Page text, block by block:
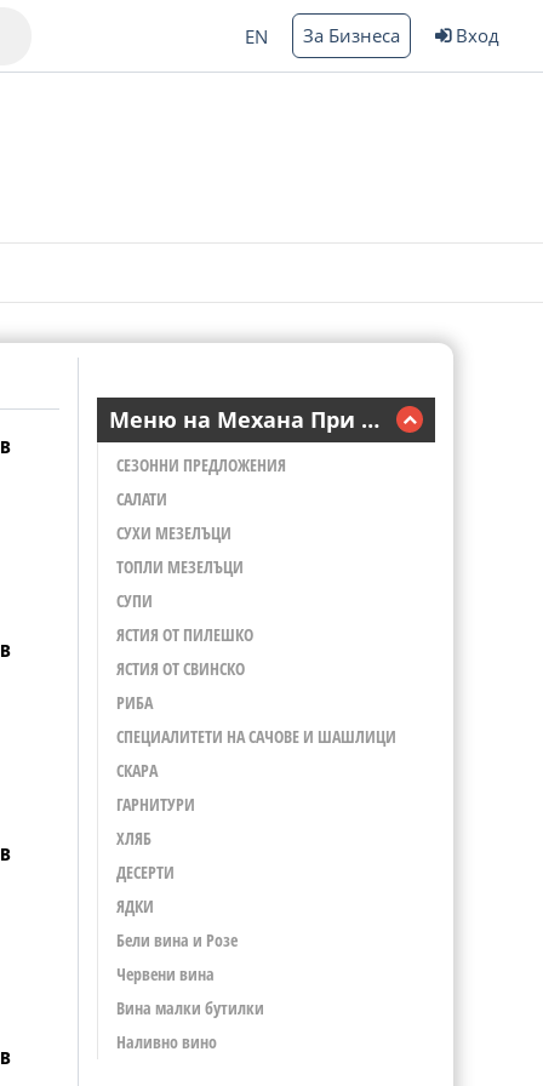
EN За Бизнеса Вход
Меню на Механа При Братовчеда - Музика на живо
СЕЗОННИ ПРЕДЛОЖЕНИЯ
САЛАТИ
СУХИ МЕЗЕЛЪЦИ
ТОПЛИ МЕЗЕЛЪЦИ
СУПИ
ЯСТИЯ ОТ ПИЛЕШКО
ЯСТИЯ ОТ СВИНСКО
РИБА
СПЕЦИАЛИТЕТИ НА САЧОВЕ И ШАШЛИЦИ
СКАРА
ГАРНИТУРИ
ХЛЯБ
ДЕСЕРТИ
ЯДКИ
Бели вина и Розе
Червени вина
Вина малки бутилки
Наливно вино